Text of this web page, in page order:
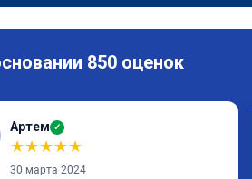
850 оценок
Артем ✓
★★★★★
30 марта 2024